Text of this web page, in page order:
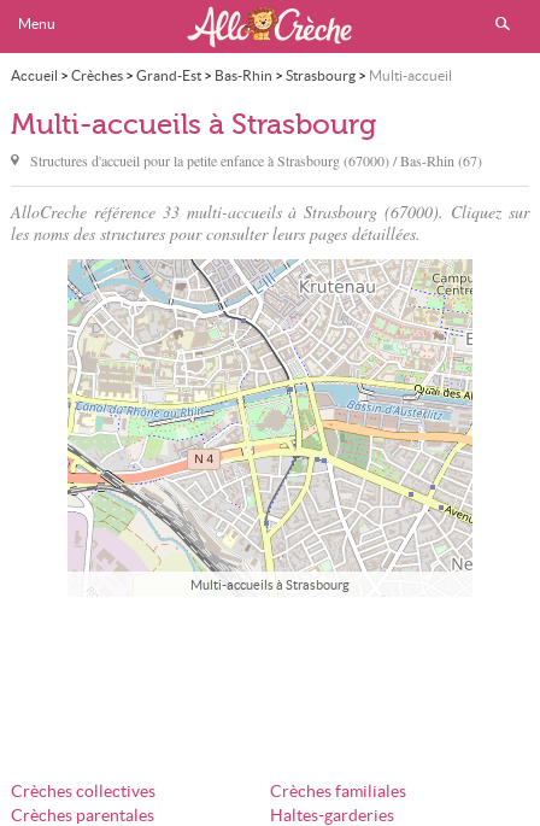
Menu
Accueil > Crèches> Grand-Est> Bas-Rhin > Strasbourg> Multi-accueil
Multi-accueils à Strasbourg
Structures d'accueil pour la petite enfance àStrasbourg(67000) / Bas-Rhin (67)
AlloCreche référence 33 multi-accueils à Strasbourg (67000). Cliquez sur
les noms des structures pour consulter leurs pages détaillées.
Multi-accueils à Strasbourg
Crèches collectives
Crèches familiales
Crèches parentales
Haltes-garderies